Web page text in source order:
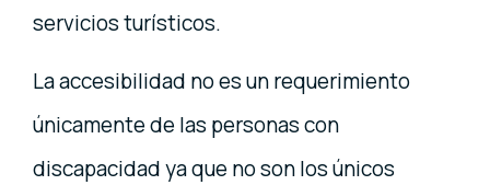
servicios turísticos.
La accesibilidad no es un requerimiento
únicamente de las personas con
discapacidad ya que no son los únicos